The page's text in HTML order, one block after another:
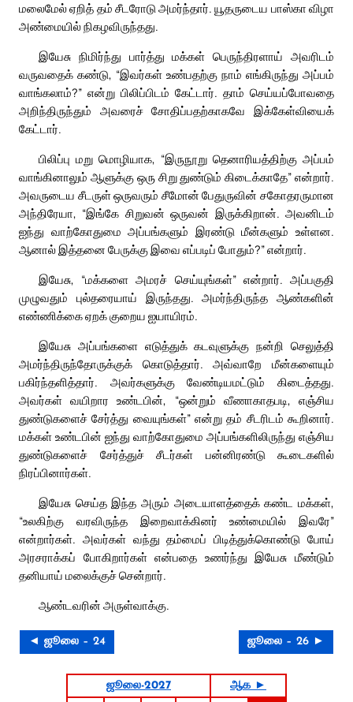
மலைமேல் ஏறித் தம் சீடரோடு அமர்ந்தார். யூதருடைய பாஸ்கா விழா
அண்மையில் நிகழவிருந்தது.
இயேசு நிமிர்ந்து பார்த்து மக்கள் பெருந்திரளாய் அவரிடம்
வருவதைக் கண்டு, “இவர்கள் உண்பதற்கு நாம் எங்கிருந்து அப்பம்
வாங்கலாம்?” என்று பிலிப்பிடம் கேட்டார். தாம் செய்யப்போவதை
அறிந்திருந்தும் அவரைச் சோதிப்பதற்காகவே இக்கேள்வியைக்
கேட்டார்.
பிலிப்பு மறு மொழியாக, “இருநூறு தெனாரியத்திற்கு அப்பம்
வாங்கினாலும் ஆளுக்கு ஒரு சிறு துண்டும் கிடைக்காதே” என்றார்.
அவருடைய சீடருள் ஒருவரும் சீமோன் பேதுருவின் சகோதரருமான
அந்திரேயா, “இங்கே சிறுவன் ஒருவன் இருக்கிறான். அவனிடம்
ஐந்து வாற்கோதுமை அப்பங்களும் இரண்டு மீன்களும் உள்ளன.
ஆனால் இத்தனை பேருக்கு இவை எப்படிப் போதும்?” என்றார்.
இயேசு, “மக்களை அமரச் செய்யுங்கள்” என்றார். அப்பகுதி
முழுவதும் புல்தரையாய் இருந்தது. அமர்ந்திருந்த ஆண்களின்
எண்ணிக்கை ஏறக் குறைய ஐயாயிரம்.
இயேசு அப்பங்களை எடுத்துக் கடவுளுக்கு நன்றி செலுத்தி
அமர்ந்திருந்தோருக்குக் கொடுத்தார். அவ்வாறே மீன்களையும்
பகிர்ந்தளித்தார். அவர்களுக்கு வேண்டியமட்டும் கிடைத்தது.
அவர்கள் வயிறார உண்டபின், “ஒன்றும் வீணாகாதபடி, எஞ்சிய
துண்டுகளைச் சேர்த்து வையுங்கள்” என்று தம் சீடரிடம் கூறினார்.
மக்கள் உண்டபின் ஐந்து வாற்கோதுமை அப்பங்களிலிருந்து எஞ்சிய
துண்டுகளைச் சேர்த்துச் சீடர்கள் பன்னிரண்டு கூடைகளில்
நிரப்பினார்கள்.
இயேசு செய்த இந்த அரும் அடையாளத்தைக் கண்ட மக்கள்,
“உலகிற்கு வரவிருந்த இறைவாக்கினர் உண்மையில் இவரே”
என்றார்கள். அவர்கள் வந்து தம்மைப் பிடித்துக்கொண்டு போய்
அரசராக்கப் போகிறார்கள் என்பதை உணர்ந்து இயேசு மீண்டும்
தனியாய் மலைக்குச் சென்றார்.
ஆண்டவரின் அருள்வாக்கு.
◄ ஜூலை – 24 ஜூலை – 26 ►
ஜூலை-2027
ஆக ►